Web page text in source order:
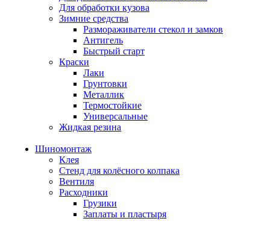
Для обработки кузова
Зимние средства
Размораживатели стекол и замков
Антигель
Быстрый старт
Краски
Лаки
Грунтовки
Металлик
Термостойкие
Универсальные
Жидкая резина
Шиномонтаж
Клея
Стенд для колёсного колпака
Вентиля
Расходники
Грузики
Заплаты и пластыря